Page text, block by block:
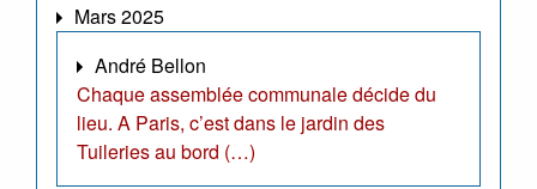
Mars 2025
André Bellon
Chaque assemblée communale décide du
lieu. A Paris, c’est dans le jardin des
Tuileries au bord (…)